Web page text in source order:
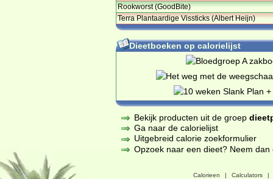
Rookworst (GoodBite)
Terra Plantaardige Vissticks (Albert Heijn)
Dieetboeken op calorielijst
Bekijk producten uit de groep
Ga naar de calorielijst
Uitgebreid calorie zoekformulier
Opzoek naar een dieet? Neem
Calorieen | Calculators |